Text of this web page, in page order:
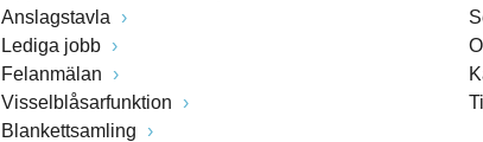
Anslagstavla
Lediga jobb
Felanmälan
Visselblåsarfunktion
Blankettsamling